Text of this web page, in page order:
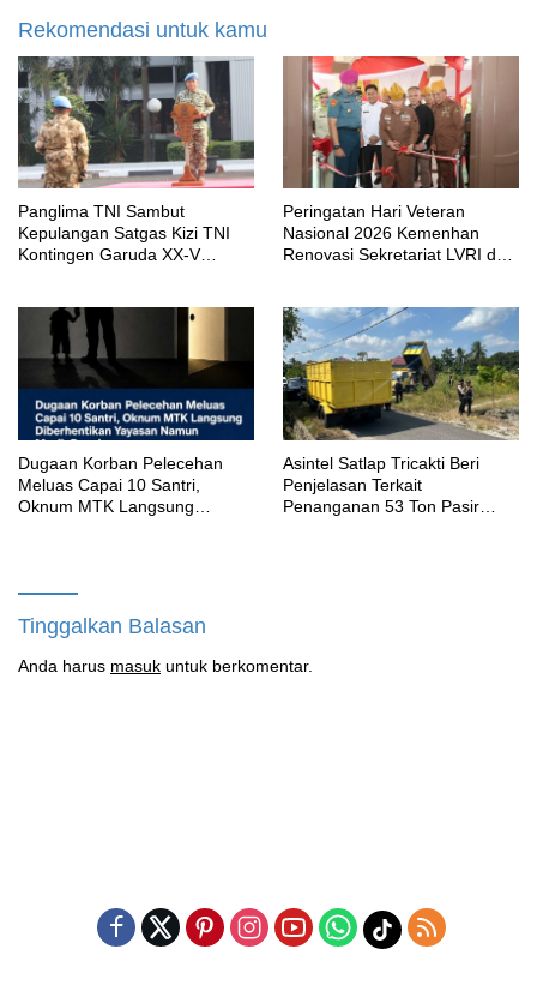
Rekomendasi untuk kamu
Panglima TNI Sambut
Kepulangan Satgas Kizi TNI
Kontingen Garuda XX-V
Peringatan Hari Veteran
Nasional 2026 Kemenhan
Renovasi Sekretariat LVRI dan
‎Dugaan Korban Pelecehan
Meluas Capai 10 Santri,
Oknum MTK Langsung
Asintel Satlap Tricakti Beri
Penjelasan Terkait
Penanganan 53 Ton Pasir
Tinggalkan Balasan
Anda harus masuk untuk berkomentar.